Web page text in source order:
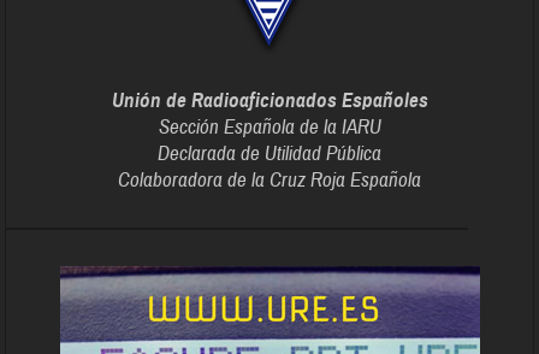
Unión de Radioaficionados Españoles
Sección Española de la IARU
Declarada de Utilidad Pública
Colaboradora de la Cruz Roja Española